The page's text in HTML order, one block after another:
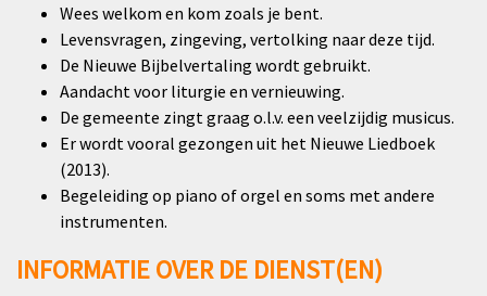
Wees welkom en kom zoals je bent.
Levensvragen, zingeving, vertolking naar deze tijd.
De Nieuwe Bijbelvertaling wordt gebruikt.
Aandacht voor liturgie en vernieuwing.
De gemeente zingt graag o.l.v. een veelzijdig musicus.
Er wordt vooral gezongen uit het Nieuwe Liedboek
(2013).
Begeleiding op piano of orgel en soms met andere
instrumenten.
INFORMATIE OVER DE DIENST(EN)